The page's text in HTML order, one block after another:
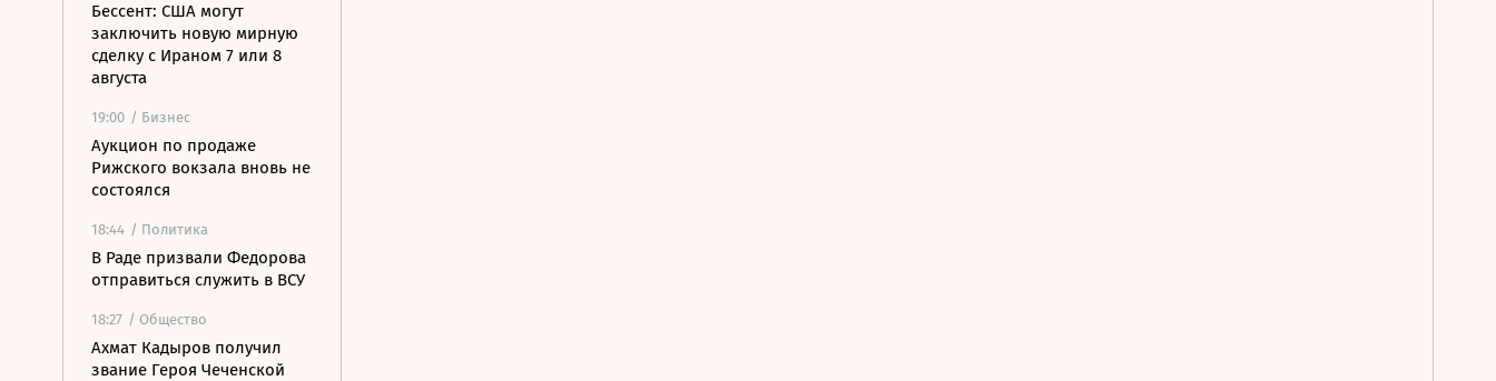
Бессент: США могут
заключить новую мирную
сделку с Ираном 7 или 8
августа
19:00 / Бизнес
Аукцион по продаже
Рижского вокзала вновь не
состоялся
18:44 / Политика
В Раде призвали Федорова
отправиться служить в ВСУ
18:27 / Общество
Ахмат Кадыров получил
звание Героя Чеченской